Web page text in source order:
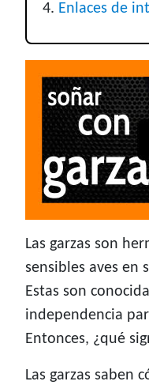
Enlaces de
Las garzas son
sensibles aves en
Estas son
independencia
Entonces, ¿qué
Las garzas saben